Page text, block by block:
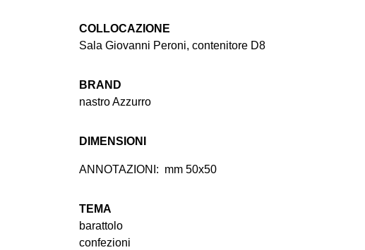
COLLOCAZIONE
Sala Giovanni Peroni, contenitore D8
BRAND
nastro Azzurro
DIMENSIONI
ANNOTAZIONI: mm 50x50
TEMA
barattolo
confezioni